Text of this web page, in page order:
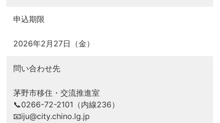
申込期限
2026年2月27日（金）
問い合わせ先
茅野市移住・交流推進室
📞0266-72-2101（内線236）
📧iju@city.chino.lg.jp